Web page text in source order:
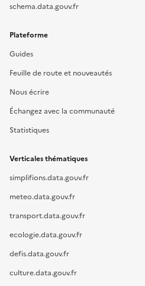
schema.data.gouv.fr
Plateforme
Guides
Feuille de route et nouveautés
Nous écrire
Échangez avec la communauté
Statistiques
Verticales thématiques
simplifions.data.gouv.fr
meteo.data.gouv.fr
transport.data.gouv.fr
ecologie.data.gouv.fr
defis.data.gouv.fr
culture.data.gouv.fr